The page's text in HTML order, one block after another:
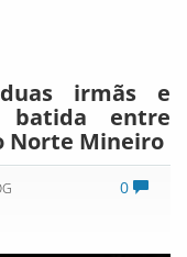
irmãs e
batida entre
Norte Mineiro
0